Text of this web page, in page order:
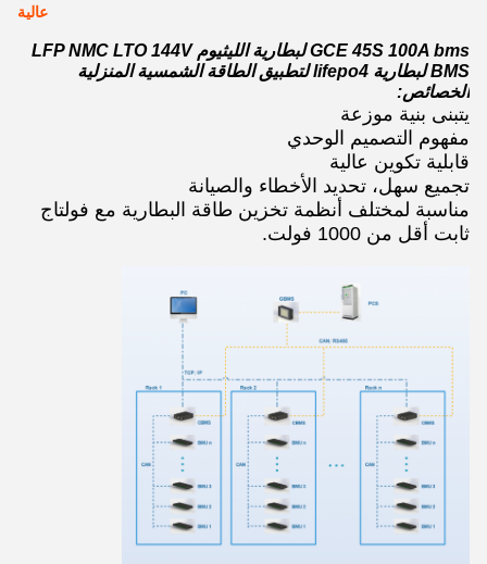
عالية
GCE 45S 100A bms لبطارية الليثيوم LFP NMC LTO 144V
BMS لبطارية lifepo4 لتطبيق الطاقة الشمسية المنزلية
الخصائص:
يتبنى بنية موزعة
مفهوم التصميم الوحدي
قابلية تكوين عالية
تجميع سهل، تحديد الأخطاء والصيانة
مناسبة لمختلف أنظمة تخزين طاقة البطارية مع فولتاج
ثابت أقل من 1000 فولت.